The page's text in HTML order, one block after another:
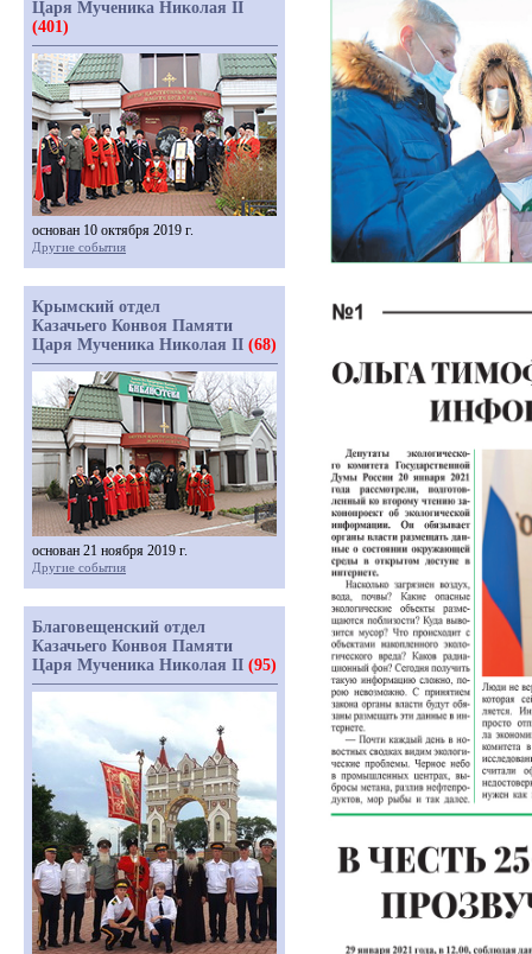
Царя Мученика Николая II
(401)
основан 10 октября 2019 г.
Другие события
Крымский отдел
Казачьего Конвоя Памяти
Царя Мученика Николая II (68)
основан 21 ноября 2019 г.
Другие события
Благовещенский отдел
Казачьего Конвоя Памяти
Царя Мученика Николая II (95)